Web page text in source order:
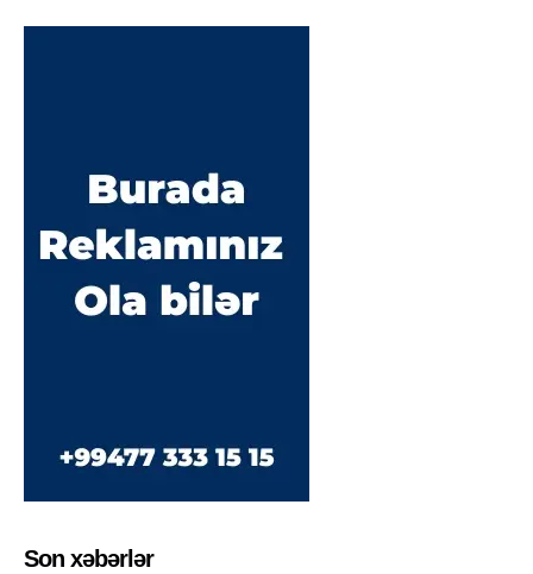
Son xəbərlər